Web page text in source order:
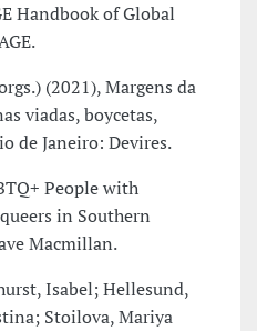
Handbook of Global
(2021), Margens da
viadas, boycetas,
de Janeiro: Devires.
People with
in Southern
Macmillan.
Isabel; Hellesund,
Stoilova, Mariya